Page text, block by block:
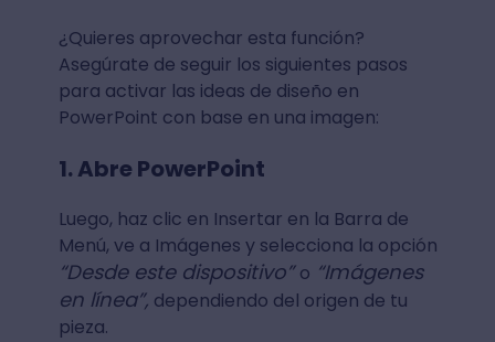
¿Quieres aprovechar esta función?
Asegúrate de seguir los siguientes pasos
para activar las ideas de diseño en
PowerPoint con base en una imagen:
1. Abre PowerPoint
Luego, haz clic en Insertar en la Barra de
Menú, ve a Imágenes y selecciona la opción
“Desde este dispositivo”o “Imágenes
en línea”, dependiendo del origen de tu
pieza.